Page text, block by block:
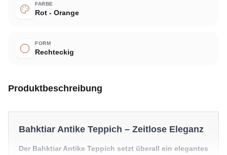
FARBE
Rot - Orange
FORM
Rechteckig
Produktbeschreibung
Bahktiar Antike Teppich – Zeitlose Eleganz
Der Bahktiar Antike Teppich setzt überall ein elegantes